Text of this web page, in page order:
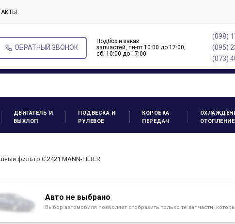
ОБРАТНЫЙ ЗВОНОК
Подбор и заказ
запчастей, пн-пт 10:00 до 17:00,
cб. 10:00 до 17:00
(098)
(095)
(073)
ДВИГАТЕЛЬ И
ВЫХЛОП
ПОДВЕСКА И
РУЛЕВОЕ
КОРОБКА
ПЕРЕДАЧ
ОТОПЛЕНИЕ
фильтр C 2421 MANN-FILTER
Авто не выбрано
Выбор автомобиля позволяет отобразить только те запчасти,